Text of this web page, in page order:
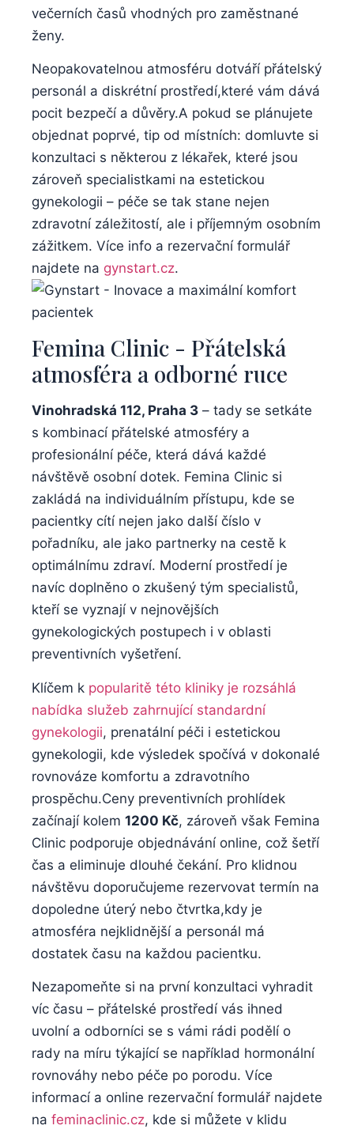
večerních časů vhodných pro ‌zaměstnané
‌ženy.
Neopakovatelnou​ atmosféru dotváří přátelský
personál‌ a diskrétní‌ prostředí,které vám‌ dává⁣
pocit bezpečí⁤ a důvěry.A​ pokud ​se plánujete
objednat poprvé, tip ⁣od místních: domluvte si
konzultaci s některou z lékařek, které⁢ jsou
zároveň specialistkami na estetickou
gynekologii – péče⁤ se tak stane nejen‌
zdravotní záležitostí, ale i příjemným osobním
zážitkem. Více⁣ info a rezervační formulář
najdete na gynstart.cz.
Femina Clinic ⁣- Přátelská
atmosféra a odborné ruce
Vinohradská 112, Praha 3 – tady ⁣se setkáte
s​ kombinací přátelské atmosféry a
profesionální péče, ‍která dává každé
návštěvě osobní⁢ dotek. Femina Clinic si
zakládá na ⁣individuálním přístupu, kde se
pacientky cítí nejen jako další číslo​ v
pořadníku, ale jako⁢ partnerky na cestě k
optimálnímu zdraví. Moderní prostředí je
navíc doplněno o zkušený tým ‍specialistů,
kteří ‌se⁢ vyznají v nejnovějších
gynekologických postupech i⁣ v oblasti
preventivních vyšetření.
Klíčem‌ k popularitě této kliniky je rozsáhlá
nabídka služeb zahrnující standardní
gynekologii,​ prenatální péči i ​estetickou
⁢gynekologii, kde výsledek spočívá v dokonalé
rovnováze komfortu a zdravotního
prospěchu.Ceny​ preventivních ‌prohlídek
začínají kolem⁤ 1200‌ Kč, zároveň však Femina
Clinic podporuje objednávání online, což šetří
⁤čas a eliminuje⁣ dlouhé čekání. Pro klidnou
návštěvu doporučujeme rezervovat termín ⁤na
⁣dopoledne​ úterý nebo čtvrtka,kdy je
atmosféra ⁣nejklidnější⁣ a personál má
dostatek ​času na každou pacientku.
Nezapomeňte si⁤ na‍ první konzultaci‌ vyhradit⁣
víc času – přátelské prostředí‍ vás ihned
uvolní a ‌odborníci se s vámi rádi podělí‌ o
‍rady na míru týkající ⁣se například hormonální
rovnováhy nebo péče ‍po porodu. Více
⁢informací a online rezervační formulář najdete
na feminaclinic.cz, kde ‌si můžete v‍ klidu